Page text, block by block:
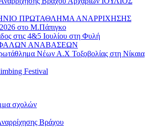
ΠΡΩΤΑΘΛΗΜΑ ΑΝΑΡΡΙΧΗΣΗΣ
στο Μ.Πάπιγκο
στις 4&5 Ιουλίου στη Φυλή
ΑΝΑΒΑΣΕΩΝ
Νέων Α.Χ Τοξοβολίας στη Νίκαια
Festival
σχολών
Βράχου